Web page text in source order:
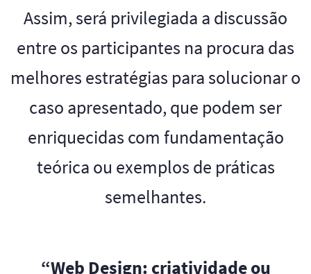
Assim, será privilegiada a discussão
entre os participantes na procura das
melhores estratégias para solucionar o
caso apresentado, que podem ser
enriquecidas com fundamentação
teórica ou exemplos de práticas
semelhantes.
“Web Design: criatividade ou